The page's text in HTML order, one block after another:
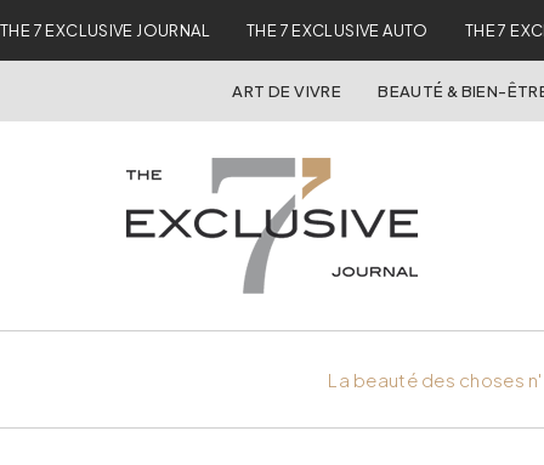
THE 7 EXCLUSIVE JOURNAL THE 7 EXCLUSIVE AUTO THE 7
ART DE VIVRE BEAUTÉ & BIEN-
La beauté des choses